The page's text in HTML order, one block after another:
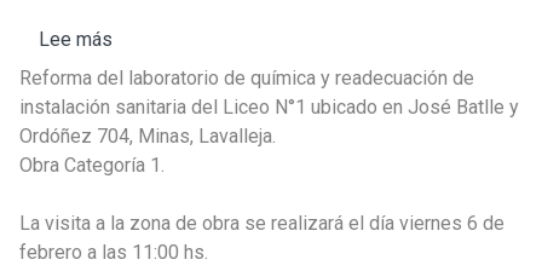
del
país
Lee más
Llamado
01/2026
-
Liceo
01,
Minas,
Reforma del laboratorio de química y readecuación de
instalación sanitaria del Liceo N°1 ubicado en José Batlle y
Ordóñez 704, Minas, Lavalleja.
Obra Categoría 1.
La visita a la zona de obra se realizará el día viernes 6 de
febrero a las 11:00 hs.